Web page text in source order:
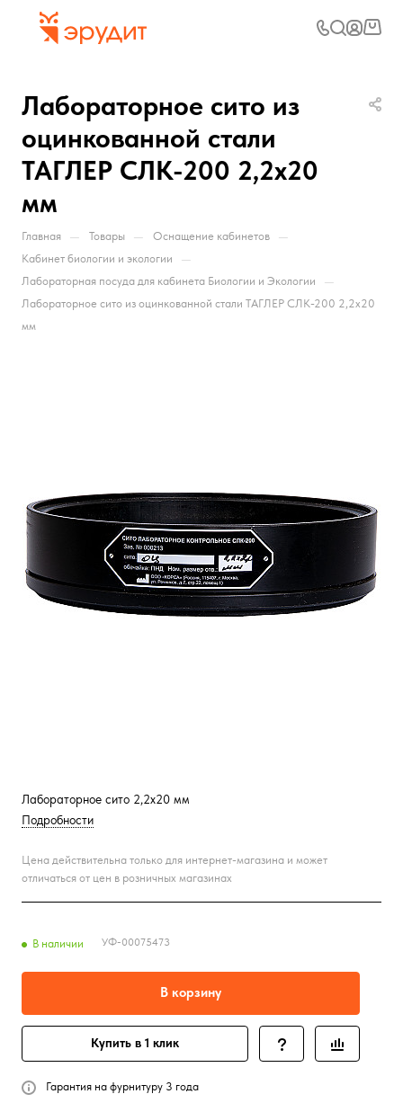
Лабораторное сито из
оцинкованной стали
ТАГЛЕР СЛК-200 2,2x20
мм
Главная — Товары — Оснащение кабинетов —
Кабинет биологии и экологии —
Лабораторная посуда для кабинета Биологии и Экологии —
Лабораторное сито из оцинкованной стали ТАГЛЕР СЛК-200 2,2x20
мм
Лабораторное сито 2,2x20 мм
Подробности
Цена действительна только для интернет-магазина и может
отличаться от цен в розничных магазинах
В наличии УФ-00075473
В корзину
Купить в 1 клик
Гарантия на фурнитуру 3 года